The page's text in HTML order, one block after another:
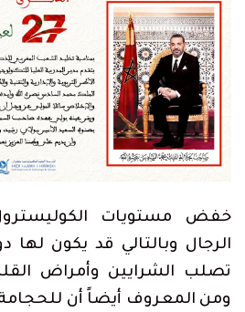
الرجال وبالتالي قد يكون لها
تصلب الشرايين وأمراض
ومن المعروف أيضاً أن